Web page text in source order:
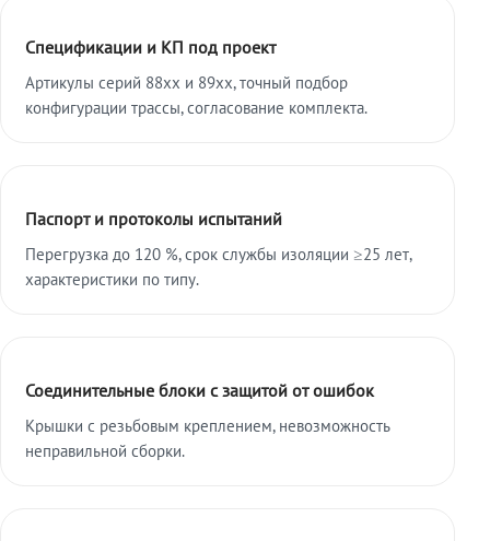
Спецификации и КП под проект
Артикулы серий 88xx и 89xx, точный подбор
конфигурации трассы, согласование комплекта.
Паспорт и протоколы испытаний
Перегрузка до 120 %, срок службы изоляции ≥25 лет,
характеристики по типу.
Соединительные блоки с защитой от ошибок
Крышки с резьбовым креплением, невозможность
неправильной сборки.